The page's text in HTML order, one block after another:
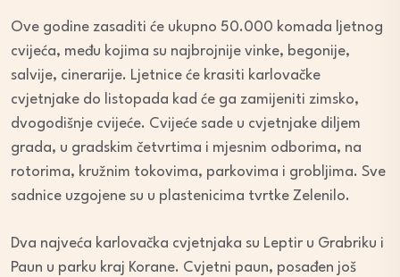
Ove godine zasaditi će ukupno 50.000 komada ljetnog
cvijeća, među kojima su najbrojnije vinke, begonije,
salvije, cinerarije. Ljetnice će krasiti karlovačke
cvjetnjake do listopada kad će ga zamijeniti zimsko,
dvogodišnje cvijeće. Cvijeće sade u cvjetnjake diljem
grada, u gradskim četvrtima i mjesnim odborima, na
rotorima, kružnim tokovima, parkovima i grobljima. Sve
sadnice uzgojene su u plastenicima tvrtke Zelenilo.
Dva najveća karlovačka cvjetnjaka su Leptir u Grabriku i
Paun u parku kraj Korane. Cvjetni paun, posađen još